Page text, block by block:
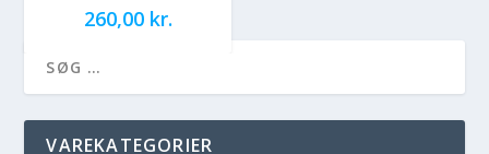
260,00 kr.
VAREKATEGORIER